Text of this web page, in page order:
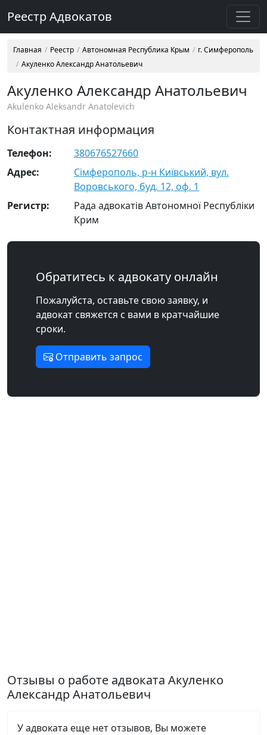
Реестр Адвокатов
Главная Реестр Автономная Республика Крым
г. Симферополь
Акуленко Александр Анатольевич
Акуленко Александр Анатольевич
Akulenko Aleksandr Anatolevich
Контактная информация
Телефон:
380676527660
Адрес:
Сімферополь, р-н Київський, вул.
Воровського, буд. 12, оф. 1
Регистр:
Рада адвокатів Автономної Республіки
Крим
Обратитесь к адвокату онлайн
Пожалуйста, оставьте свою заявку, и
адвокат свяжется с вами в кратчайшие
сроки.
Отправить запрос
Отзывы о работе адвоката Акуленко
Александр Анатольевич
У адвоката еще нет отзывов, Вы можете